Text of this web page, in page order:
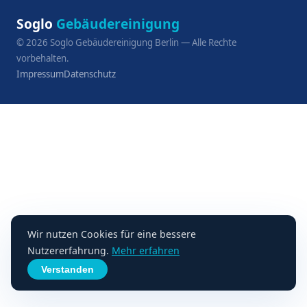
Soglo Gebäudereinigung
©2026 Soglo Gebäudereinigung Berlin — Alle Rechte
vorbehalten.
ImpressumDatenschutz
Wir nutzen Cookies für eine bessere
Nutzererfahrung. Mehr erfahren
Verstanden